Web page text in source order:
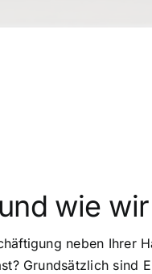
wie
neben
Grundsätzlich